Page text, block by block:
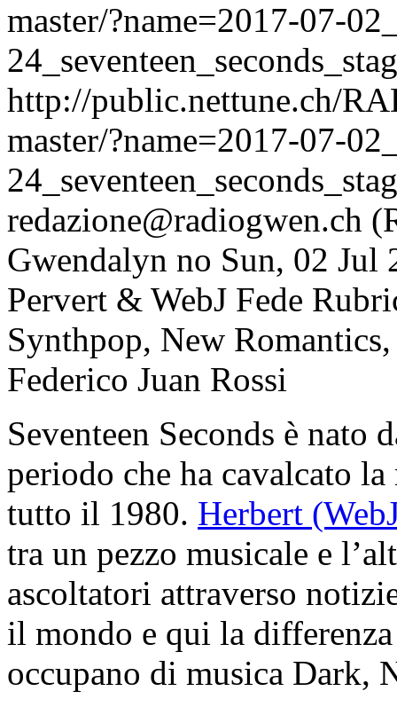
master/?name=2017-07-
http://public.nettune.ch/
master/?name=2017-07-
redazione@radiogwen.ch
Gwendalyn no Sun, 02 Jul
Pervert & WebJ Fede
Synthpop, New
Federico Juan Rossi
Seventeen Seconds è nato
periodo che ha cavalcato
tutto il 1980. Herbert
tra un pezzo musicale e
ascoltatori attraverso
il mondo e qui la
occupano di musica Dark,